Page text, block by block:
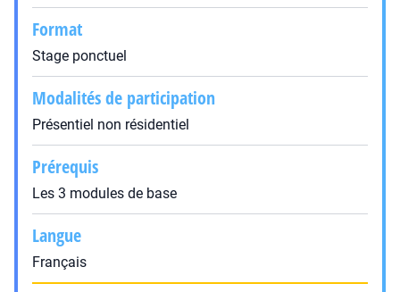
Format
Stage ponctuel
Modalités de participation
Présentiel non résidentiel
Prérequis
Les 3 modules de base
Langue
Français